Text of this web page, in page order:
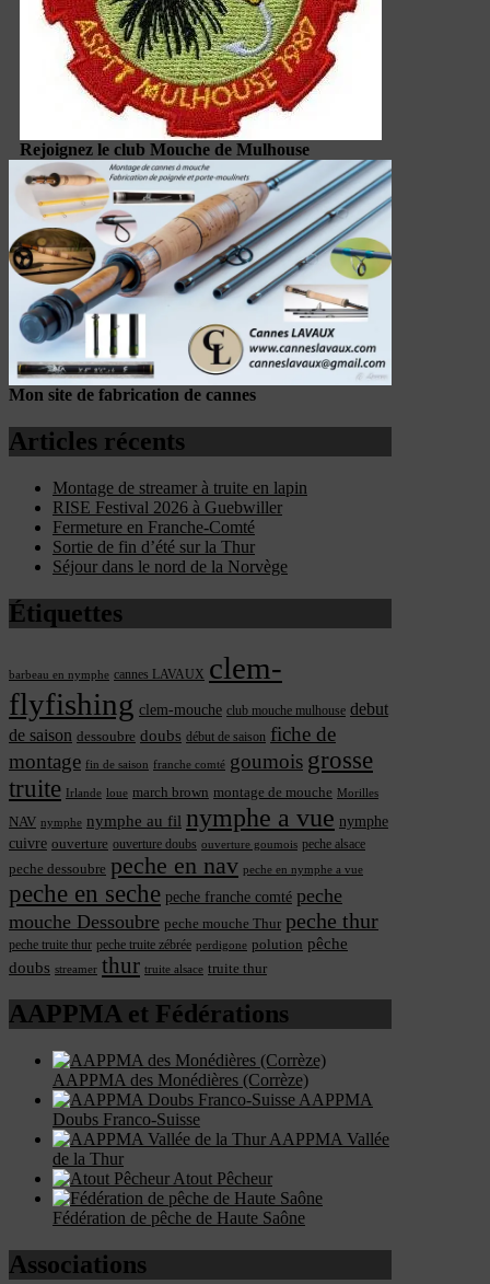
Rejoignez le club Mouche de Mulhouse
Mon site de fabrication de cannes
Articles récents
Montage de streamer à truite en lapin
RISE Festival 2026 à Guebwiller
Fermeture en Franche-Comté
Sortie de fin d’été sur la Thur
Séjour dans le nord de la Norvège
Étiquettes
barbeau en nymphe cannes LAVAUX clem-
flyfishing clem-mouche club mouche mulhouse debut
de saison dessoubre doubs début de saison fiche de
montage fin de saison franche comté goumois grosse
truite
Irlande loue march brown montage de mouche Morilles
NAV nymphe nymphe au fil nymphe a vue nymphe
cuivre ouverture ouverture doubs ouverture goumois peche alsace
peche dessoubre peche en nav peche en nymphe a vue
peche en seche peche franche comté peche
mouche Dessoubre peche mouche Thur peche thur
peche truite thur peche truite zébrée perdigone polution pêche
doubs streamer thur truite alsace truite thur
AAPPMA et Fédérations
AAPPMA des Monédières (Corrèze)
AAPPMA
Doubs Franco-Suisse
AAPPMA Vallée
de la Thur
Atout Pêcheur
Fédération de pêche de Haute Saône
Associations